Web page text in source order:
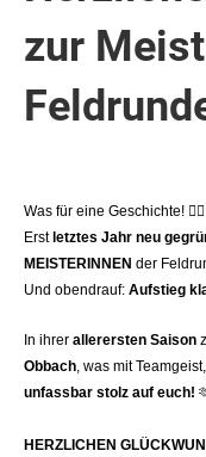
zur
Was für eine Geschichte! ❤️‍🔥
Erst letztes Jahr neu
MEISTERINNEN der
Und obendrauf: Aufstieg
In ihrer allerersten Saison
Obbach, was mit
unfassbar stolz auf euch!
HERZLICHEN